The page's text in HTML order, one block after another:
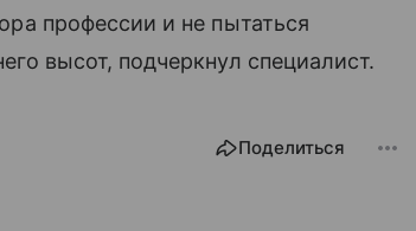
профессии и не пытаться
высот, подчеркнул специалист.
Поделиться